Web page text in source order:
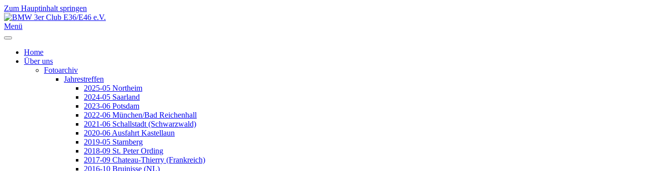
Zum Hauptinhalt springen
Menü
Home
Über uns
Fotoarchiv
Jahrestreffen
2025-05 Northeim
2024-05 Saarland
2023-06 Potsdam
2022-06 München/Bad Reichenhall
2021-06 Schallstadt (Schwarzwald)
2020-06 Ausfahrt Kastellaun
2019-05 Starnberg
2018-09 St. Peter Ording
2017-09 Chateau-Thierry (Frankreich)
2016-10 Bruinisse (NL)
Jahr
Monat
Jahr
Monat